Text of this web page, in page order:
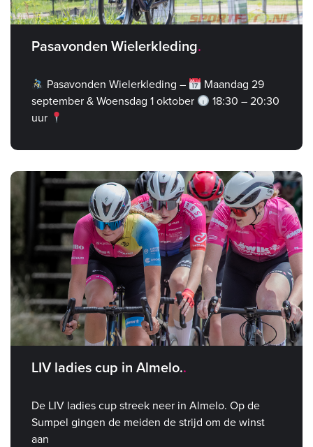
Pasavonden Wielerkleding
Pasavonden Wielerkleding –
Maandag 29
september & Woensdag 1 oktober
18:30 – 20:30
uur
LIV ladies cup in Almelo.
De LIV ladies cup streek neer in Almelo. Op de
Sumpel gingen de meiden de strijd om de winst
aan